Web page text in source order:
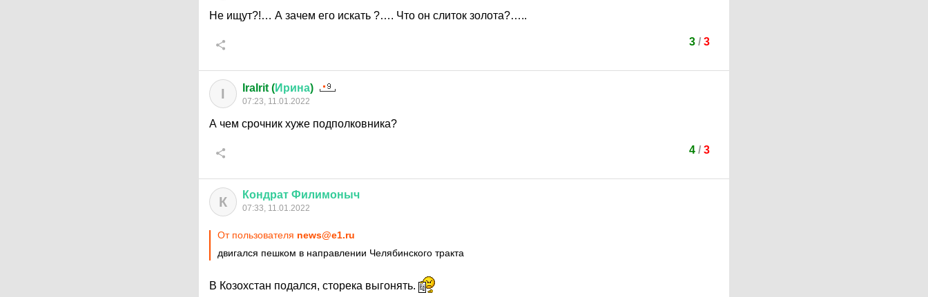
Не ищут?!… А зачем его искать ?…. Что он слиток золота?…..
3/ 3
I IraIrit (Ирина)
07:23, 11.01.2022
А чем срочник хуже подполковника?
4/ 3
К Кондрат Филимоныч
07:33, 11.01.2022
От пользователя news@e1.ru
двигался пешком в направлении Челябинского тракта
В Козохстан подался, сторека выгонять.